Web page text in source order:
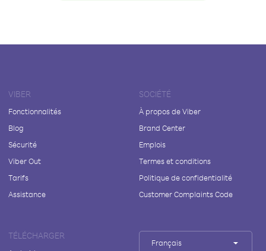
VIBER
Fonctionnalités
Blog
Sécurité
Viber Out
Tarifs
Assistance
SOCIÉTÉ
À propos de Viber
Brand Center
Emplois
Termes et conditions
Politique de confidentialité
Customer Complaints Code
TÉLÉCHARGER
Français